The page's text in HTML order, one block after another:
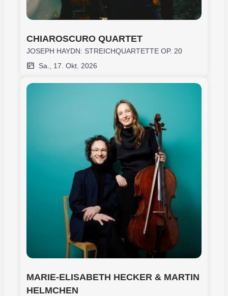
CHIAROSCURO QUARTET
JOSEPH HAYDN: STREICHQUARTETTE OP. 20
Sa., 17. Okt. 2026
MARIE-ELISABETH HECKER & MARTIN
HELMCHEN